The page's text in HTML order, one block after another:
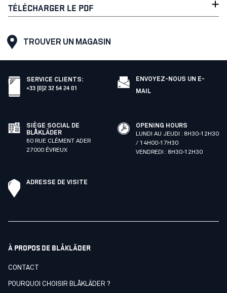
TÉLÉCHARGER LE PDF
TROUVER UN MAGASIN
SERVICE CLIENTS:
+33 (0)2 32 54 24 01
ENVOYEZ-NOUS UN E-
MAIL
SIÈGE SOCIAL DE
BLÅKLÄDER
60 RUE CLÉMENT ADER
27000 ÉVREUX
OPENING HOURS
LUNDI AU JEUDI : 8H30-12H30
/ 14H00-17H30
VENDREDI : 8H30-12H30
ADRESSE DE VISITE
À PROPOS DE BLÅKLÄDER
CONTACT
POURQUOI CHOISIR BLÅKLÄDER ?